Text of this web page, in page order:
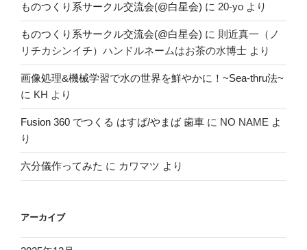
ものつくり系サークル交流会(@白星会) に 20-yo より
ものつくり系サークル交流会(@白星会) に 則近真一（ノ
リチカシンイチ）ハンドルネームはお茶の水博士 より
画像処理&機械学習で水の世界を鮮やかに！~Sea-thru法~
に KH より
Fusion 360 でつくる はすば/やまば 歯車 に NO NAME よ
り
六分儀作ってみた に カワマツ より
アーカイブ